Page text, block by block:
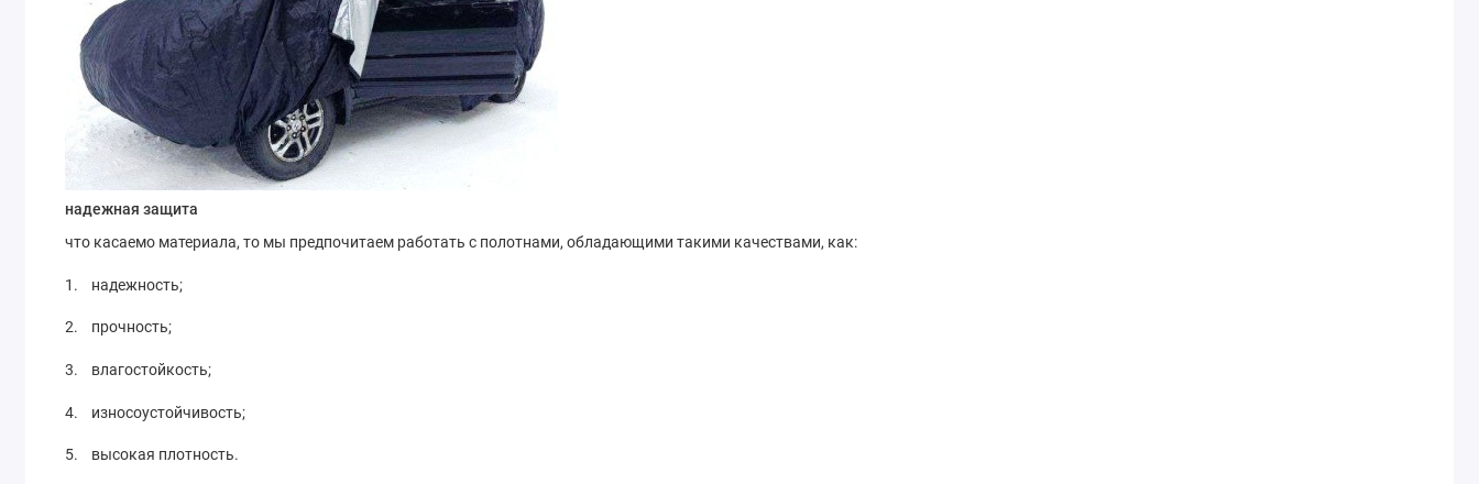
надежная защита
что касаемо материала, то мы предпочитаем работать с полотнами, обладающими такими качествами, как:
1. надежность;
2. прочность;
3. влагостойкость;
4. износоустойчивость;
5. высокая плотность.